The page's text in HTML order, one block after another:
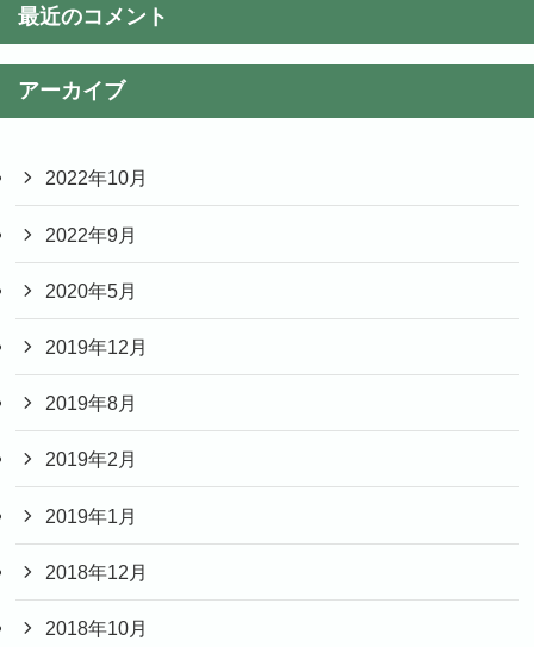
最近のコメント
アーカイブ
2022年10月
2022年9月
2020年5月
2019年12月
2019年8月
2019年2月
2019年1月
2018年12月
2018年10月